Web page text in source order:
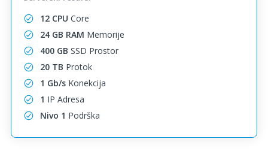
12 CPU Core
24 GB RAM Memorije
400 GB SSD Prostor
20 TB Protok
1 Gb/s Konekcija
1 IP Adresa
Nivo 1 Podrška